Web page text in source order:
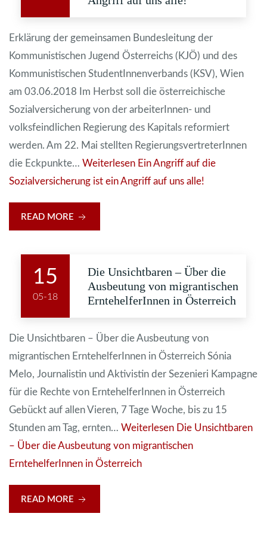
Erklärung der gemeinsamen Bundesleitung der
Kommunistischen Jugend Österreichs (KJÖ) und des
Kommunistischen StudentInnenverbands (KSV), Wien
am 03.06.2018 Im Herbst soll die österreichische
Sozialversicherung von der arbeiterInnen- und
volksfeindlichen Regierung des Kapitals reformiert
werden. Am 22. Mai stellten RegierungsvertreterInnen
die Eckpunkte… Weiterlesen Ein Angriff auf die
Sozialversicherung ist ein Angriff auf uns alle!
READ MORE
15
05-18
Die Unsichtbaren – Über die
Ausbeutung von migrantischen
ErntehelferInnen in Österreich
Die Unsichtbaren – Über die Ausbeutung von
migrantischen ErntehelferInnen in Österreich Sónia
Melo, Journalistin und Aktivistin der Sezenieri Kampagne
für die Rechte von ErntehelferInnen in Österreich
Gebückt auf allen Vieren, 7 Tage Woche, bis zu 15
Stunden am Tag, ernten… Weiterlesen Die Unsichtbaren
– Über die Ausbeutung von migrantischen
ErntehelferInnen in Österreich
READ MORE